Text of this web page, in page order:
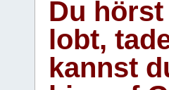
Du
lobt,
kannst